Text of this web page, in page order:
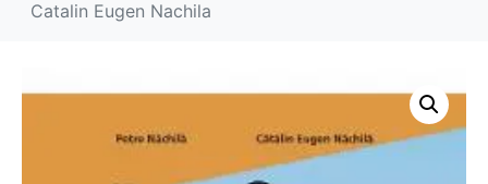
Catalin Eugen Nachila